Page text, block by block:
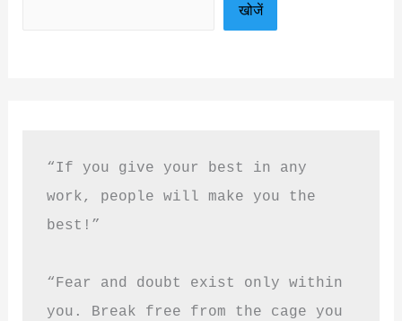
खोजें
“If you give your best in any
work, people will make you the
best!”
“Fear and doubt exist only within
you. Break free from the cage you